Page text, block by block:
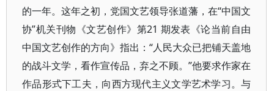
的一年。这年之初，党国文艺领导张道藩，在“中国文
协”机关刊物《文艺创作》第21 期发表《论当前自由
中国文艺创作的方向》指出：“人民大众已把铺天盖地
的战斗文学，看作宣传品，弃之不顾。”他要求作家在
作品形式下工夫，向西方现代主义文学艺术学习。与